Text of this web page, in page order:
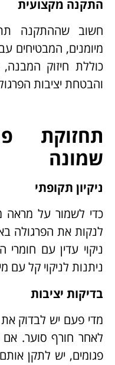
התקנה מקצועית
חשוב שההתקנה
מיומנים, המבטיחים
כוללת חיזוק
והבטחת יציבות
תחזוקת
שמונה
ניקיון תקופתי
כדי לשמור על מראה
לנקות את הפרגולה
ניקוי עדין עם חומרי
ניתנות לניקוי קל עם
בדיקות יציבות
מדי פעם יש לבדוק
לאחר חורף סוער. אם
פגומים, יש לתקן